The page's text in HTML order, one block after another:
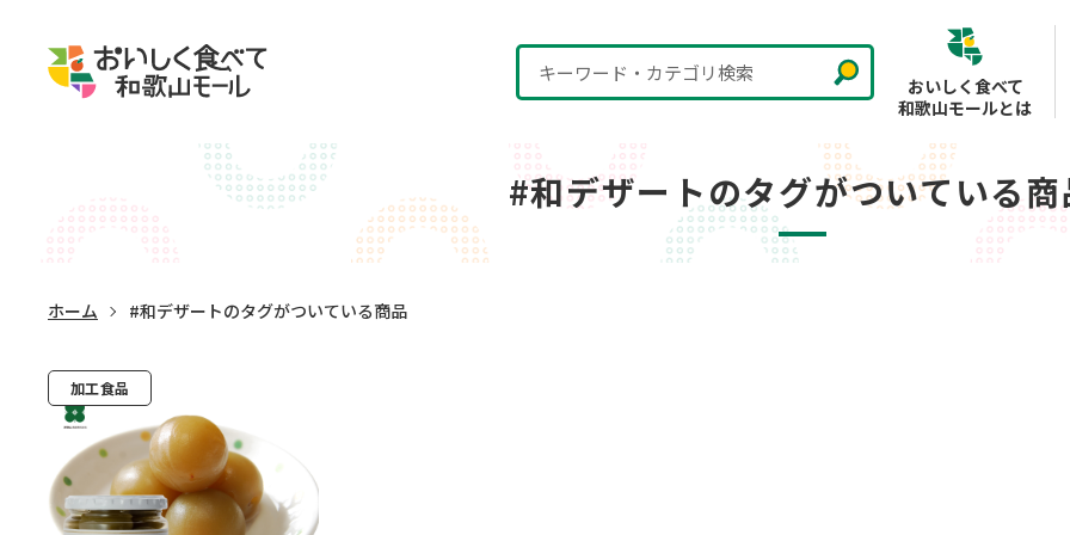
キーワード・カテゴリ検索
おいしく食べて
和歌山モールとは
#和デザートのタグがついている
ホーム #和デザートのタグがついている商品
加工食品